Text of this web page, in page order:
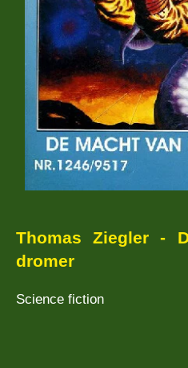
Thomas Ziegler -
dromer
Science fiction